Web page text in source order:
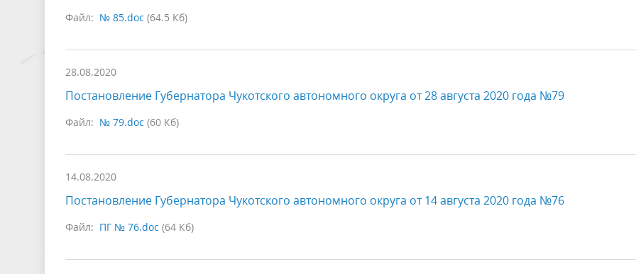
Файл: № 85.doc (64.5 Кб)
28.08.2020
Постановление Губернатора Чукотского автономного округа от 28 августа 2020 года №79
Файл: № 79.doc (60 Кб)
14.08.2020
Постановление Губернатора Чукотского автономного округа от 14 августа 2020 года №76
Файл: ПГ № 76.doc (64 Кб)